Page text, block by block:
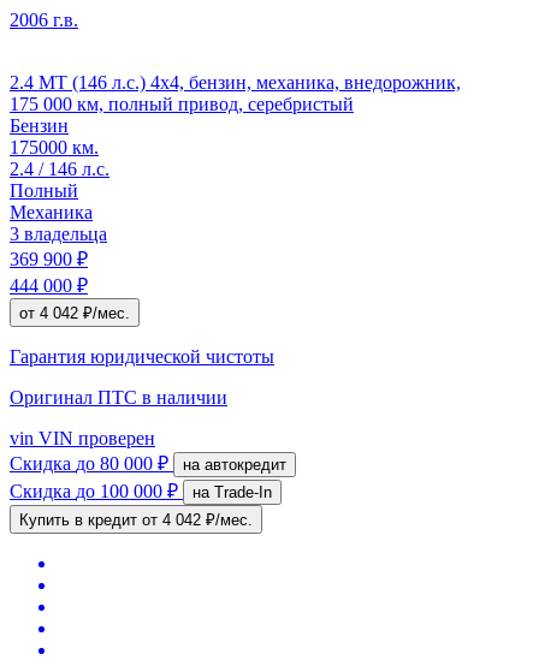
2006 г.в.
2.4 MT (146 л.с.) 4x4, бензин, механика, внедорожник,
175 000 км, полный привод, серебристый
Бензин
175000 км.
2.4 / 146 л.с.
Полный
Механика
3 владельца
369 900 ₽
444 000 ₽
от 4 042 ₽/мес.
Гарантия юридической чистоты
Оригинал ПТС в наличии
vin VIN проверен
Скидка до 80 000 ₽ на автокредит
Скидка до 100 000 ₽
на Trade-In
Купить в кредит от 4 042 ₽/мес.